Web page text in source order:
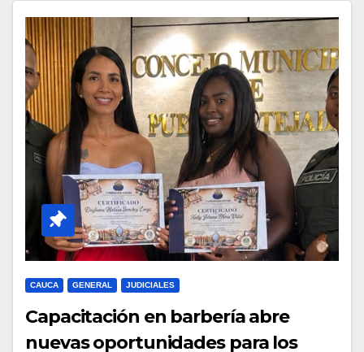
CAUCA GENERAL JUDICIALES
Capacitación en barbería abre
nuevas oportunidades para los